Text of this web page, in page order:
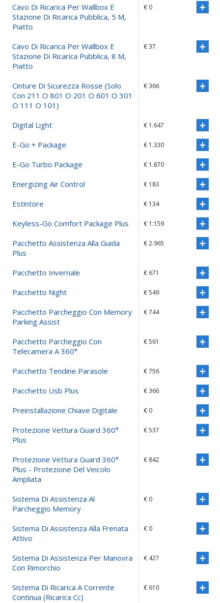
Cavo Di Ricarica Per Wallbox E
Stazione Di Ricarica Pubblica, 5 M,
Piatto
€ 0
Cavo Di Ricarica Per Wallbox E
Stazione Di Ricarica Pubblica, 8 M,
Piatto
€ 37
Cinture Di Sicurezza Rosse (solo
Con 211 O 801 O 201 O 601 O 301
O 111 O 101)
€ 366
Digital Light € 1.647
E-Go + Package € 1.330
E-Go Turbo Package € 1.870
Energizing Air Control € 183
Estintore € 134
Keyless-Go Comfort Package Plus € 1.159
Pacchetto Assistenza Alla Guida
Plus
€ 2.965
Pacchetto Invernale € 671
Pacchetto Night € 549
Pacchetto Parcheggio Con Memory
Parking Assist
€ 744
Pacchetto Parcheggio Con
Telecamera A 360°
€ 561
Pacchetto Tendine Parasole € 756
Pacchetto Usb Plus € 366
Preinstallazione Chiave Digitale € 0
Protezione Vettura Guard 360°
Plus
€ 537
Protezione Vettura Guard 360°
Plus - Protezione Del Veicolo
Ampliata
€ 842
Sistema Di Assistenza Al
Parcheggio Memory
€ 0
Sistema Di Assistenza Alla Frenata
Attivo
€ 0
Sistema Di Assistenza Per Manovra
Con Rimorchio
€ 427
Sistema Di Ricarica A Corrente
Continua (ricarica Cc)
€ 610